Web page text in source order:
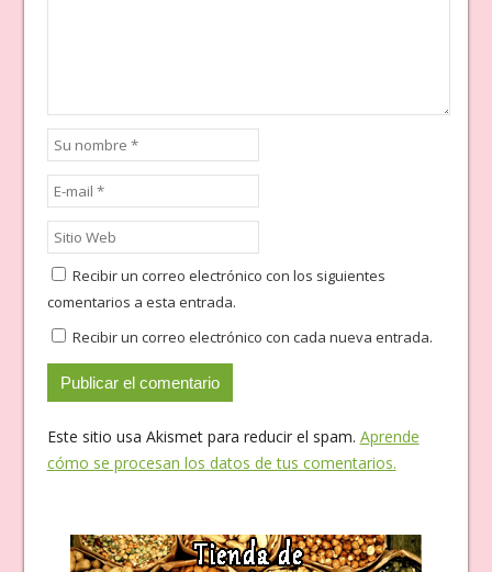
Recibir un correo electrónico con los siguientes
comentarios a esta entrada.
Recibir un correo electrónico con cada nueva entrada.
Este sitio usa Akismet para reducir el spam. Aprende
cómo se procesan los datos de tus comentarios.